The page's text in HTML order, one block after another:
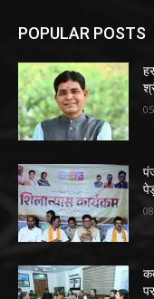
POPULAR POSTS